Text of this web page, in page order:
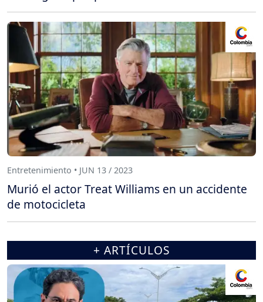
Entretenimiento • JUN 13 / 2023
Murió el actor Treat Williams en un accidente
de motocicleta
+ ARTÍCULOS